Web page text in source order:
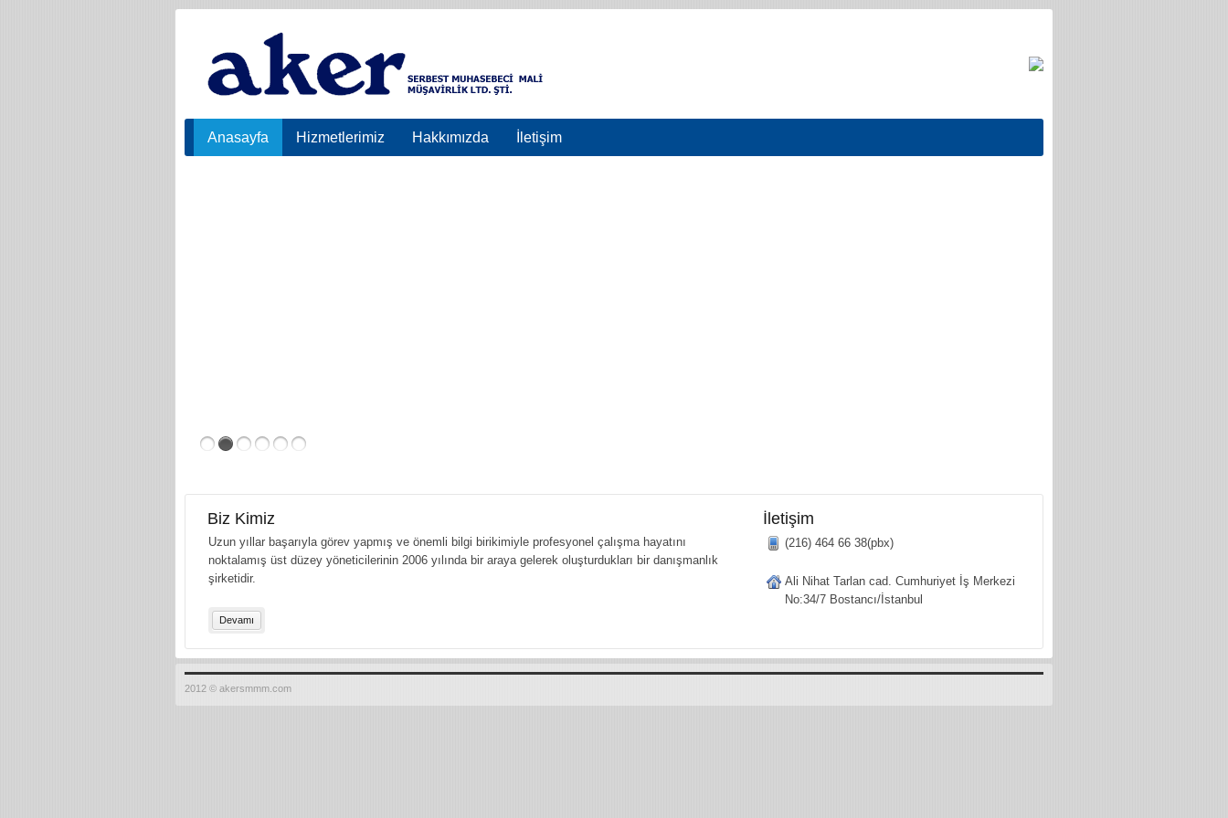
Anasayfa Hizmetlerimiz Hakkımızda İletişim
Biz Kimiz
Uzun yıllar başarıyla görev yapmış ve önemli bilgi birikimiyle profesyonel çalışma hayatını
noktalamış üst düzey yöneticilerinin 2006 yılında bir araya gelerek oluşturdukları bir danışmanlık
şirketidir.
Devamı
İletişim
(216) 464 66 38(pbx)
Ali Nihat Tarlan cad. Cumhuriyet İş Merkezi
No:34/7 Bostancı/İstanbul
2012 © akersmmm.com